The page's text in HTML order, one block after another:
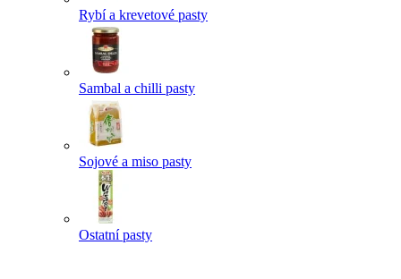
Rybí a krevetové pasty
Sambal a chilli pasty
Sojové a miso pasty
Ostatní pasty